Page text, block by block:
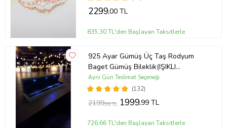
2299,00 TL
835,30 TL'den Başlayan Taksitlerle
925 Ayar Gümüş Üç Taş Rodyum
Baget Gümüş Bileklik(IŞIKLI
KUTULU)
(132)
Aynı Gün Teslimat Seçeneği
2199,99 TL 1999,99 TL
726,66 TL'den Başlayan Taksitlerle